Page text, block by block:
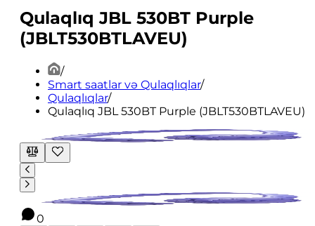
Qulaqlıq JBL 530BT Purple
(JBLT530BTLAVEU)
/
Smart saatlar və Qulaqlıqlar/
Qulaqlıqlar/
Qulaqlıq JBL 530BT Purple (JBLT530BTLAVEU)
0